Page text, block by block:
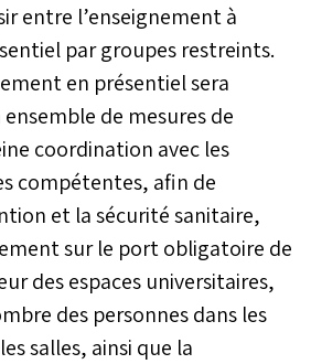
entre l’enseignement à
par groupes restreints.
en présentiel sera
de mesures de
coordination avec les
compétentes, afin de
et la sécurité sanitaire,
sur le port obligatoire de
des espaces universitaires,
des personnes dans les
salles, ainsi que la